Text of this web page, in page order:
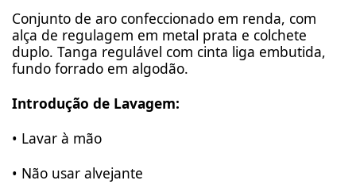
Conjunto de aro confeccionado em renda, com
alça de regulagem em metal prata e colchete
duplo. Tanga regulável com cinta liga embutida,
fundo forrado em algodão.
Introdução de Lavagem:
• Lavar à mão
• Não usar alvejante